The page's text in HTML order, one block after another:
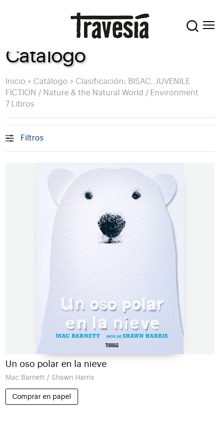
Catálogo
Inicio > Catálogo > Clasificación: BISAC. JUVENILE
FICTION / Nature & the Natural World / Environment
7 Libros
Filtros
Un oso polar en la nieve
Mac Barnett / Shawn Harris
Comprar en papel